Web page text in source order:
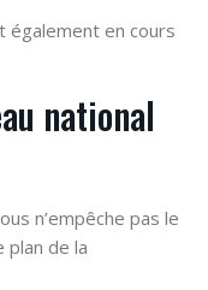
également en cours
national
n’empêche pas le
plan de la